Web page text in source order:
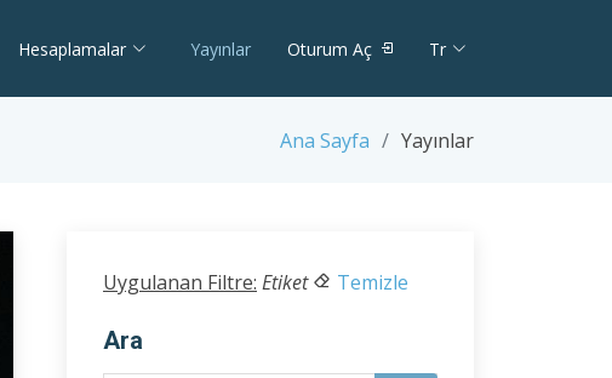
Hesaplamalar Yayınlar Oturum Aç Tr
Ana Sayfa Yayınlar
Uygulanan Filtre: Etiket Temizle
Ara